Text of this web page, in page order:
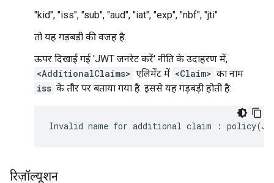
"kid", "iss", "sub", "aud", "iat", "exp", "nbf", "jti"
तो यह गड़बड़ी की वजह है.
ऊपर दिखाई गई 'JWT जनरेट करें' नीति के उदाहरण में,
<AdditionalClaims> एलिमेंट में <Claim> का नाम
iss के तौर पर बताया गया है. इससे यह गड़बड़ी होती है:
रिज़ॉल्यूशन